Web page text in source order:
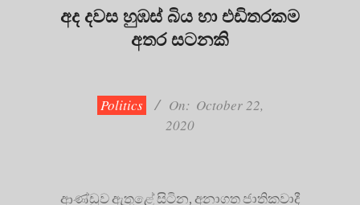
අද දවස හුඹස් බිය හා එඩිතරකම
අතර සටනකි
Politics On: October 22,
2020
ආණ්ඩුව ඇතුළේ සිටින, අනාගත ජාතිකවාදී